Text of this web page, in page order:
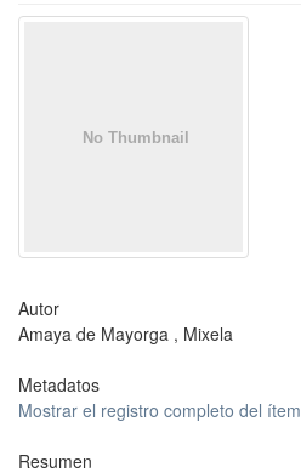
Autor
Amaya de Mayorga , Mixela
Metadatos
Mostrar el registro completo del ítem
Resumen